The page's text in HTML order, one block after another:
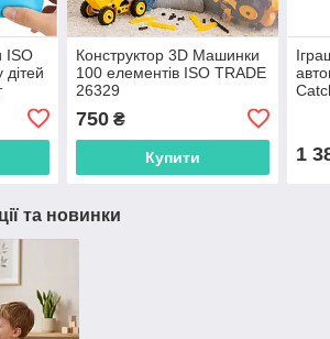
ISO
Конструктор 3D Машинки
100 елементів ISO TRADE
26329
750₴
Купити 1
та новинки